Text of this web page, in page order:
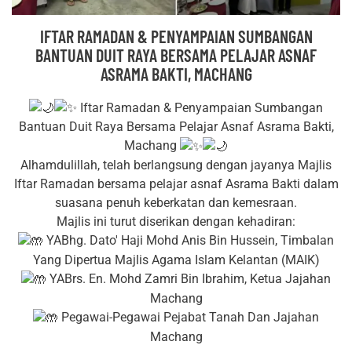
IFTAR RAMADAN & PENYAMPAIAN SUMBANGAN
BANTUAN DUIT RAYA BERSAMA PELAJAR ASNAF
ASRAMA BAKTI, MACHANG
Iftar Ramadan & Penyampaian Sumbangan
Bantuan Duit Raya Bersama Pelajar Asnaf Asrama Bakti,
Machang
Alhamdulillah, telah berlangsung dengan jayanya Majlis
Iftar Ramadan bersama pelajar asnaf Asrama Bakti dalam
suasana penuh keberkatan dan kemesraan.
Majlis ini turut diserikan dengan kehadiran:
YABhg. Dato' Haji Mohd Anis Bin Hussein, Timbalan
Yang Dipertua Majlis Agama Islam Kelantan (MAIK)
YABrs. En. Mohd Zamri Bin Ibrahim, Ketua Jajahan
Machang
Pegawai-Pegawai Pejabat Tanah Dan Jajahan
Machang